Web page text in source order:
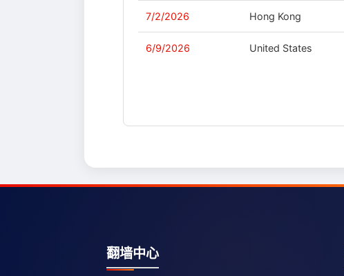
7/2/2026 Hong Kong
6/9/2026 United States
翻墙中心